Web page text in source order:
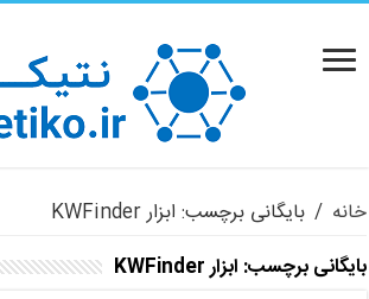
خانه / بایگانی برچسب: ابزار KWFinder
بایگانی برچسب: ابزار KWFinder